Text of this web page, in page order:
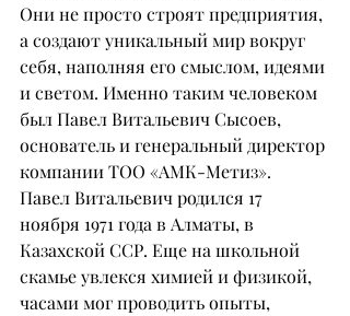
Они не просто строят предприятия,
а создают уникальный мир вокруг
себя, наполняя его смыслом, идеями
и светом. Именно таким человеком
был Павел Витальевич Сысоев,
основатель и генеральный директор
компании ТОО «АМК-Метиз».
Павел Витальевич родился 17
ноября 1971 года в Алматы, в
Казахской ССР. Еще на школьной
скамье увлекся химией и физикой,
часами мог проводить опыты,